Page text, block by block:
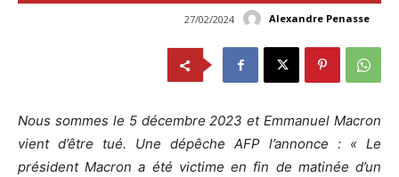
Alexandre Penasse
27/02/2024
Nous sommes le 5 décembre 2023 et Emmanuel Macron
vient d’être tué. Une dépêche AFP l’annonce : « Le
président Macron a été victime en fin de matinée d’un